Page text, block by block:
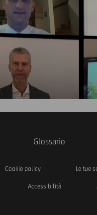
Glossario
Cookie policy Le tue
Accessibilità